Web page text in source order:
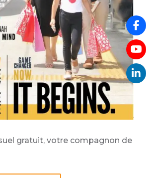
gratuit, votre compagnon de